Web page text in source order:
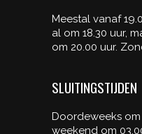
Meestal vanaf
al om 18.30 uur,
om 20.00 uur.
SLUITINGSTIJDEN
Doordeweeks om
weekend om